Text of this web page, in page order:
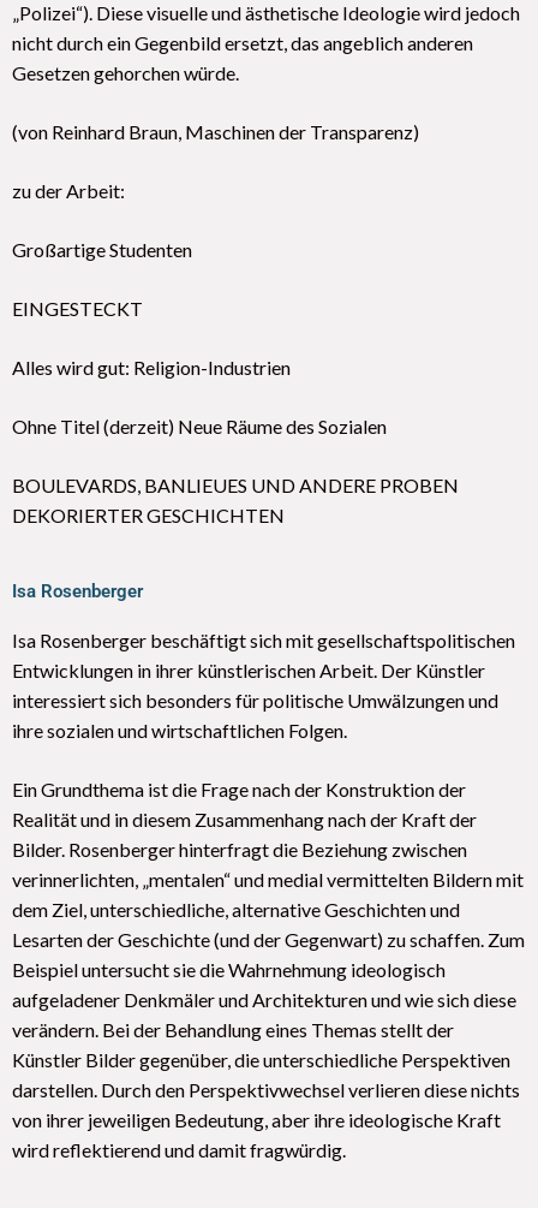
„Polizei“). Diese visuelle und ästhetische Ideologie wird jedoch
nicht durch ein Gegenbild ersetzt, das angeblich anderen
Gesetzen gehorchen würde.
(von Reinhard Braun, Maschinen der Transparenz)
zu der Arbeit:
Großartige Studenten
EINGESTECKT
Alles wird gut: Religion-Industrien
Ohne Titel (derzeit) Neue Räume des Sozialen
BOULEVARDS, BANLIEUES UND ANDERE PROBEN
DEKORIERTER GESCHICHTEN
Isa Rosenberger
Isa Rosenberger beschäftigt sich mit gesellschaftspolitischen
Entwicklungen in ihrer künstlerischen Arbeit. Der Künstler
interessiert sich besonders für politische Umwälzungen und
ihre sozialen und wirtschaftlichen Folgen.
Ein Grundthema ist die Frage nach der Konstruktion der
Realität und in diesem Zusammenhang nach der Kraft der
Bilder. Rosenberger hinterfragt die Beziehung zwischen
verinnerlichten, „mentalen“ und medial vermittelten Bildern mit
dem Ziel, unterschiedliche, alternative Geschichten und
Lesarten der Geschichte (und der Gegenwart) zu schaffen. Zum
Beispiel untersucht sie die Wahrnehmung ideologisch
aufgeladener Denkmäler und Architekturen und wie sich diese
verändern. Bei der Behandlung eines Themas stellt der
Künstler Bilder gegenüber, die unterschiedliche Perspektiven
darstellen. Durch den Perspektivwechsel verlieren diese nichts
von ihrer jeweiligen Bedeutung, aber ihre ideologische Kraft
wird reflektierend und damit fragwürdig.